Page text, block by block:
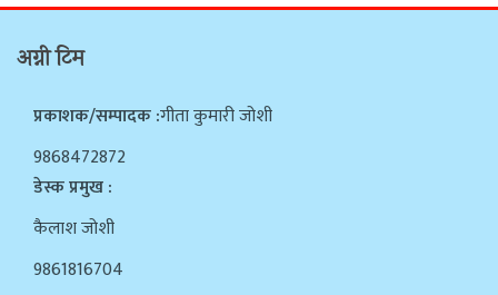
अग्नी टिम
प्रकाशक/सम्पादक :गीता कुमारी जोशी
9868472872
डेस्क प्रमुख :
कैलाश जोशी
9861816704